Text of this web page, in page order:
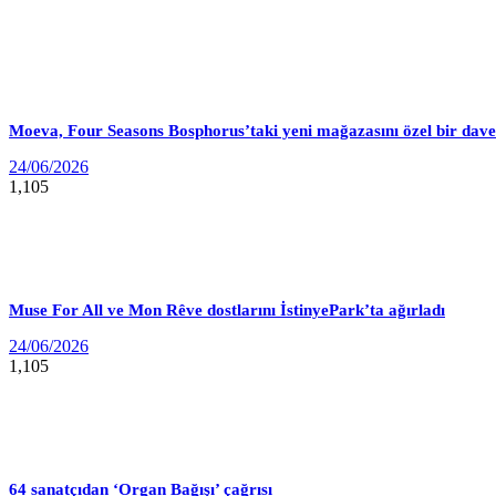
Moeva, Four Seasons Bosphorus’taki yeni mağazasını özel bir
24/06/2026
1,105
Muse For All ve Mon Rêve dostlarını İstinyePark’ta ağırladı
24/06/2026
1,105
64 sanatçıdan ‘Organ Bağışı’ çağrısı